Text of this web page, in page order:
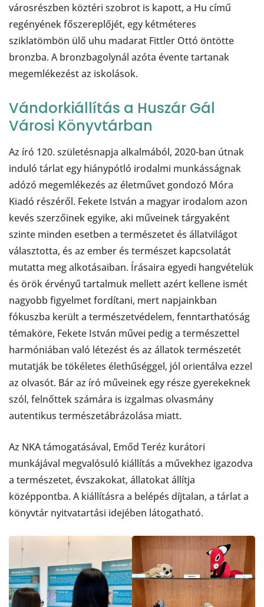
városrészben köztéri szobrot is kapott, a Hu című
regényének főszereplőjét, egy kétméteres
sziklatömbön ülő uhu madarat Fittler Ottó öntötte
bronzba. A bronzbagolynál azóta évente tartanak
megemlékezést az iskolások.
Vándorkiállítás a Huszár Gál
Városi Könyvtárban
Az író 120. születésnapja alkalmából, 2020-ban útnak
induló tárlat egy hiánypótló irodalmi munkásságnak
adózó megemlékezés az életművet gondozó Móra
Kiadó részéről. Fekete István a magyar irodalom azon
kevés szerzőinek egyike, aki műveinek tárgyaként
szinte minden esetben a természetet és állatvilágot
választotta, és az ember és természet kapcsolatát
mutatta meg alkotásaiban. Írásaira egyedi hangvételük
és örök érvényű tartalmuk mellett azért kellene ismét
nagyobb figyelmet fordítani, mert napjainkban
fókuszba került a természetvédelem, fenntarthatóság
témaköre, Fekete István művei pedig a természettel
harmóniában való létezést és az állatok természetét
mutatják be tökéletes élethűséggel, jól orientálva ezzel
az olvasót. Bár az író műveinek egy része gyerekeknek
szól, felnőttek számára is izgalmas olvasmány
autentikus természetábrázolása miatt.
Az NKA támogatásával, Emőd Teréz kurátori
munkájával megvalósuló kiállítás a művekhez igazodva
a természetet, évszakokat, állatokat állítja
középpontba. A kiállításra a belépés díjtalan, a tárlat a
könyvtár nyitvatartási idejében látogatható.